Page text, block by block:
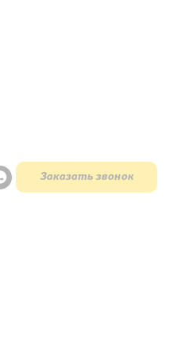
Заказать звонок
долгий срок
управлением уменьшает